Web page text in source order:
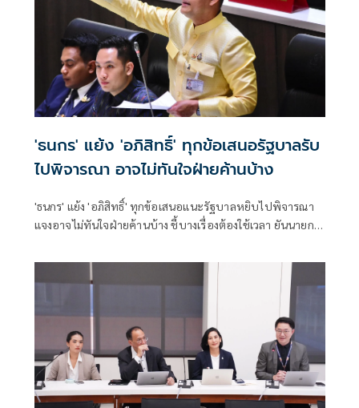
'ธนกร' แย้ง 'อภิสิทธิ์' ทุกข้อเสนอรัฐบาลรับ
ไปพิจารณา อาจไม่ทันใจฝ่ายค้านบ้าง
'ธนกร' แย้ง 'อภิสิทธิ์' ทุกข้อเสนอแนะรัฐบาลหยิบไปพิจารณา
แจงอาจไม่ทันใจฝ่ายค้านบ้าง ชี้บางเรื่องต้องใช้เวลา ยันนายกฯ